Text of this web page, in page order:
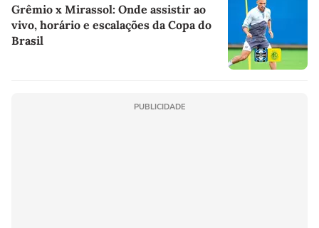
Grêmio x Mirassol: Onde assistir ao
vivo, horário e escalações da Copa do
Brasil
PUBLICIDADE